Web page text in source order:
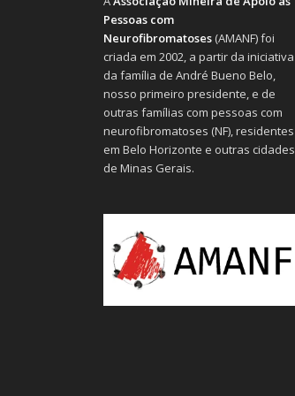
Pessoas com
Neurofibromatoses (AMANF) foi
criada em 2002, a partir da iniciativa
da família de André Bueno Belo,
nosso primeiro presidente, e de
outras famílias com pessoas com
neurofibromatoses (NF), residentes
em Belo Horizonte e outras cidades
de Minas Gerais.